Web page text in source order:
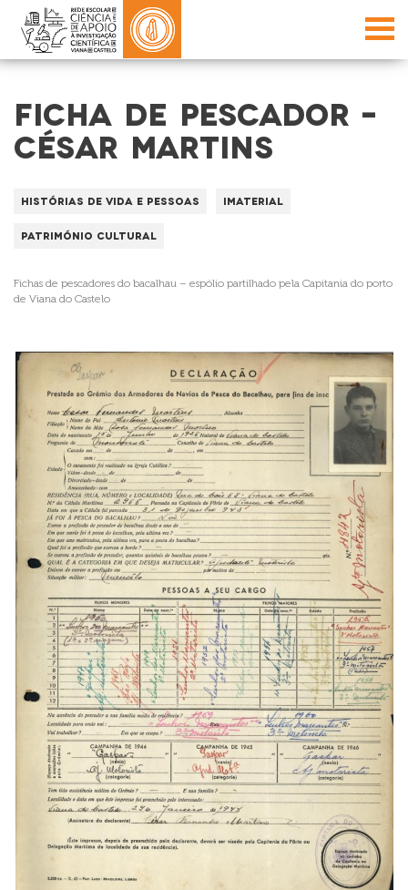
FICHA DE PESCADOR –
CÉSAR MARTINS
Histórias de vida e Pessoas Imaterial
Património Cultural
Fichas de pescadores do bacalhau – espólio partilhado pela Capitania do porto
de Viana do Castelo